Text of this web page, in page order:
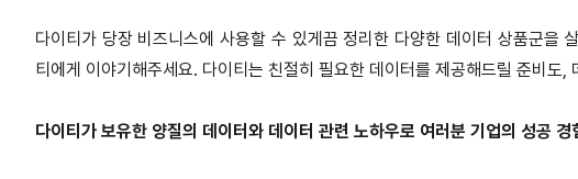
다이티가 당장 비즈니스에 사용할 수 있게끔 정리한 다양한 데이터 상품군을
티에게 이야기해주세요. 다이티는 친절히 필요한 데이터를 제공해드릴 준비도,
다이티가 보유한 양질의 데이터와 데이터 관련 노하우로 여러분 기업의 성공